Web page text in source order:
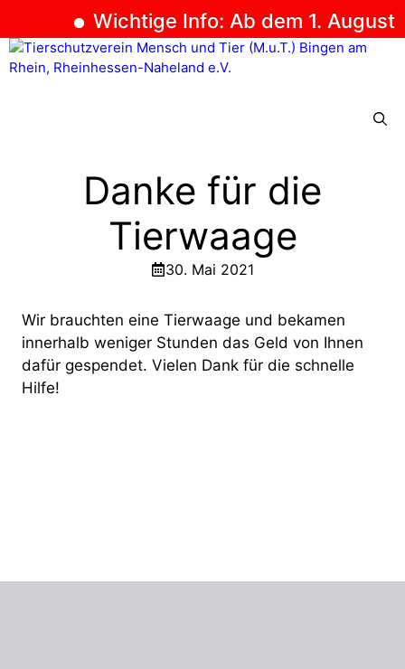
Wichtige Info: Ab dem 1. August
Zum
Inhalt
Danke für die
Tierwaage
30. Mai 2021
Wir brauchten eine Tierwaage und bekamen
innerhalb weniger Stunden das Geld von Ihnen
dafür gespendet. Vielen Dank für die schnelle
Hilfe!